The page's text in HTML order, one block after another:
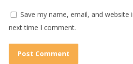
Save my name, email, and
next time I comment.